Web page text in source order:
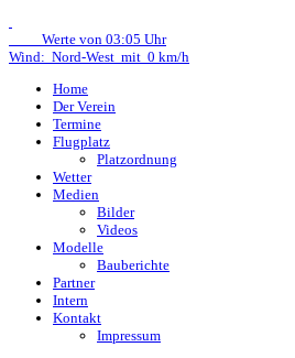
Werte von 03:05 Uhr
Wind: Nord-West mit 0 km/h
Home
Der Verein
Termine
Flugplatz
Platzordnung
Wetter
Medien
Bilder
Videos
Modelle
Bauberichte
Partner
Intern
Kontakt
Impressum